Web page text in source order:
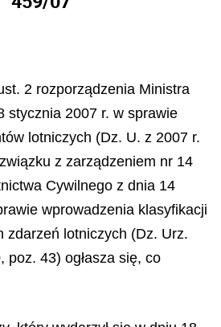
2 rozporządzenia Ministra
stycznia 2007 r. w sprawie
lotniczych (Dz. U. z 2007 r.
z zarządzeniem nr 14
Cywilnego z dnia 14
wprowadzenia klasyfikacji
zdarzeń lotniczych (Dz. Urz.
poz. 43) ogłasza się, co